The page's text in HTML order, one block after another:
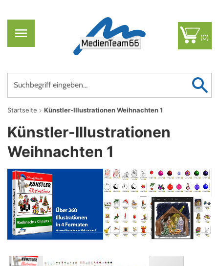
(0)
Startseite Künstler-Illustrationen Weihnachten 1
Künstler-Illustrationen
Weihnachten 1